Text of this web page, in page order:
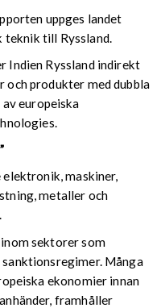
uppges landet
teknik till Ryssland.
Indien Ryssland indirekt
produkter med dubbla
europeiska
maskiner,
metaller och
inom sektorer som
Många
ekonomier innan
framhåller